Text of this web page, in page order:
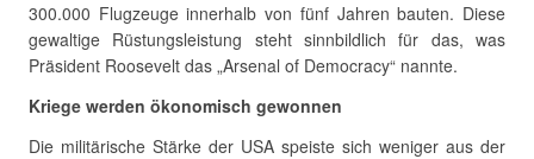
300.000 Flugzeuge innerhalb von fünf Jahren bauten. Diese
gewaltige Rüstungsleistung steht sinnbildlich für das, was
Präsident Roosevelt das „Arsenal of Democracy“ nannte.
Kriege werden ökonomisch gewonnen
Die militärische Stärke der USA speiste sich weniger aus der